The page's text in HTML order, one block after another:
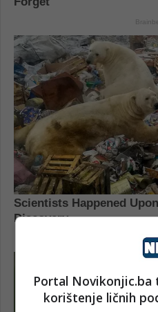
Portal Novikonjic.ba
korištenje ličnih